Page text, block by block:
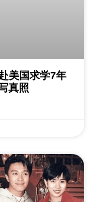
美国求学7年
真照